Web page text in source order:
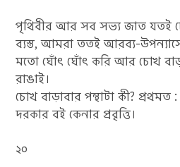
পৃথিবীর আর সব সভ্য জাত যতই
ব্যস্ত, আমরা ততই আরব্য-
মতো ঘোঁৎ ঘোঁৎ করি আর চোখ
রাঙাই।
চোখ বাড়াবার পন্থাটা কী?
দরকার বই কেনার প্রবৃত্তি।
২০